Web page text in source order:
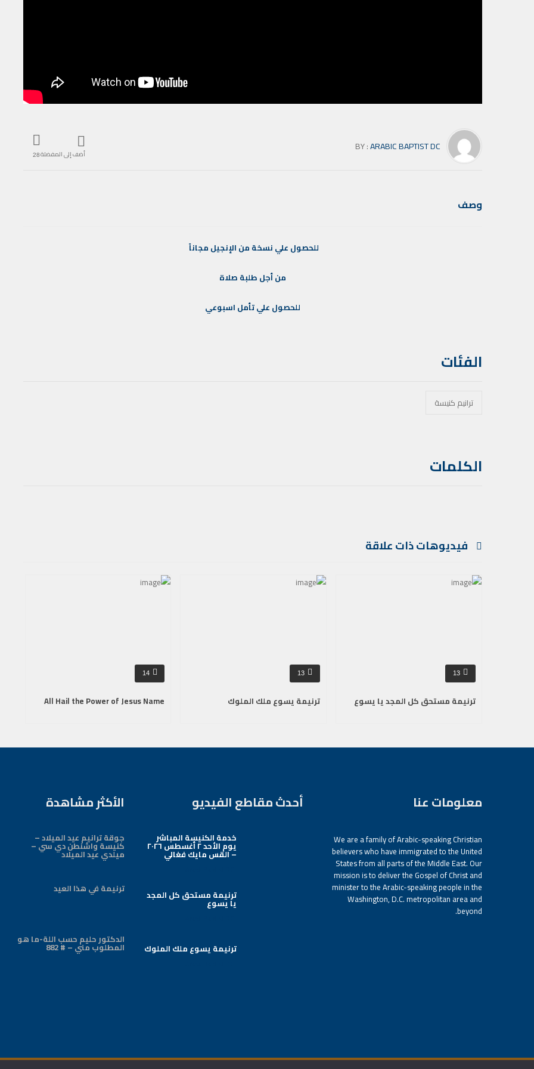
أضف إلى المفضلة28
BY :ARABIC BAPTIST DC
وصف
للحصول علي نسخة من الإنجيل مجاناً
منأجل طلبة صلاة
للحصول عليتأمل اسبوعي
الفئات
ترانيم كنيسة
الكلمات
فيديوهات ذات علاقة
13
ترنيمة مستحق كل المجد يا يسوع
13
ترنيمة يسوع ملك الملوك
14
All Hail the Power of Jesus Name
معلومات عنا
We are a family of Arabic-speaking Christian
believers who have immigrated to the United
States from all parts of the Middle East. Our
mission is to deliver the Gospel of Christ and
minister to the Arabic-speaking people in the
Washington, D.C. metropolitan area and
beyond.
أحدث مقاطع الفيديو
خدمة الكنيسة المباشر
يوم الأحد ٢ أغسطس ٢٠٢٦
– القس مايك فغالي
ترنيمة مستحق كل المجد
يا يسوع
ترنيمة يسوع ملك الملوك
الأكثر مشاهدة
جوقة ترانيم عيد الميلاد –
كنيسة واشنطن دي سي –
ميلدي عيد الميلاد
ترنيمة في هذا العيد
الدكتور حليم حسب اللة-ما هو
المطلوب مني – # 882